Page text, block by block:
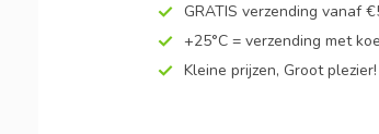
GRATIS verzending vanaf
+25°C = verzending met
Kleine prijzen, Groot plezier!